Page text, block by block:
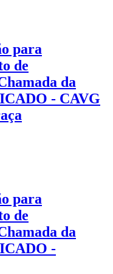
para
de
da
- CAVG
para
de
da
-